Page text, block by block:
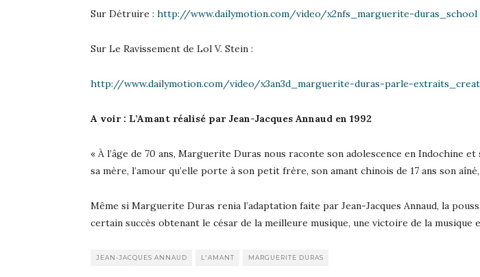
Sur Détruire : http://www.dailymotion.com/video/x2nfs_marguerite-duras_school
Sur Le Ravissement de Lol V. Stein :
http://www.dailymotion.com/video/x3an3d_marguerite-duras-parle-
A voir : L’Amant réalisé par Jean-Jacques Annaud en 1992
« À l’âge de 70 ans, Marguerite Duras nous raconte son adolescence en Indochine
sa mère, l’amour qu’elle porte à son petit frère, son amant chinois de 17 ans son
Même si Marguerite Duras renia l’adaptation faite par Jean-Jacques Annaud, la
certain succès obtenant le césar de la meilleure musique, une victoire de la
JEAN-JACQUES ANNAUD L'AMANT MARGUERITE DURAS